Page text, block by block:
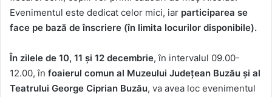
Evenimentul este dedicat celor mici, iar participarea se
face pe bază de înscriere (în limita locurilor disponibile).
În zilele de 10, 11 și 12 decembrie, în intervalul 09.00-
12.00, în foaierul comun al Muzeului Județean Buzău și al
Teatrului George Ciprian Buzău, va avea loc evenimentul